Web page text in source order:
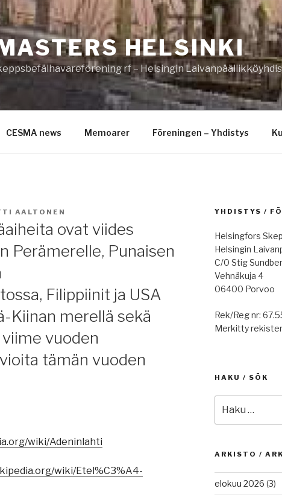
HELSINKI
rf – Helsingin
CESMA news Memoarer Föreningen – Yhdistys
AALTONEN
ovat viides
Perämerelle, Punaisen
Filippiinit ja USA
Kiinan merellä sekä
vuoden
tämän vuoden
wiki/Adeninlahti
wiki/Etel%C3%A4-
YHDISTYS /
Helsingfors
Helsingin
C/0 Stig
Vehnäkuja 4
06400 Porvoo
Rek/Reg nr:
Merkitty
HAKU / SÖK
ARKISTO /
elokuu 2026 (3)